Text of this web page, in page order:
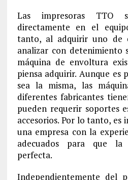
Las impresoras TTO
directamente en el
tanto, al adquirir uno de
analizar con detenimiento
máquina de envoltura
piensa adquirir. Aunque es
sea la misma, las
diferentes fabricantes
pueden requerir soportes
accesorios. Por lo tanto,
una empresa con la
adecuados para que la
perfecta.
Independientemente del